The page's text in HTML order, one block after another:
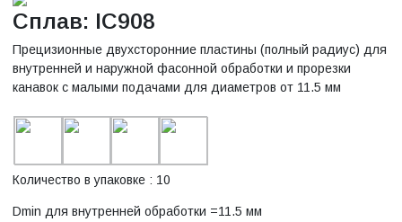
Сплав: IC908
Прецизионные двухсторонние пластины (полный радиус) для
внутренней и наружной фасонной обработки и прорезки
канавок с малыми подачами для диаметров от 11.5 мм
Количество в упаковке : 10
Dmin для внутренней обработки =11.5 мм